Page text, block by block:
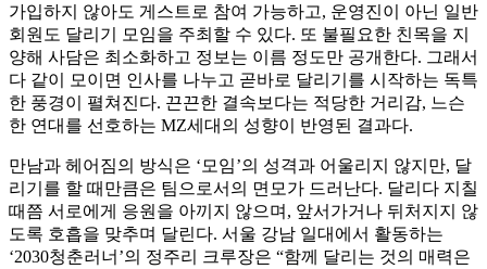
가입하지 않아도 게스트로 참여 가능하고, 운영진이 아닌 일반
회원도 달리기 모임을 주최할 수 있다. 또 불필요한 친목을 지
양해 사담은 최소화하고 정보는 이름 정도만 공개한다. 그래서
다 같이 모이면 인사를 나누고 곧바로 달리기를 시작하는 독특
한 풍경이 펼쳐진다. 끈끈한 결속보다는 적당한 거리감, 느슨
한 연대를 선호하는 MZ세대의 성향이 반영된 결과다.
만남과 헤어짐의 방식은 ‘모임’의 성격과 어울리지 않지만, 달
리기를 할 때만큼은 팀으로서의 면모가 드러난다. 달리다 지칠
때쯤 서로에게 응원을 아끼지 않으며, 앞서가거나 뒤처지지 않
도록 호흡을 맞추며 달린다. 서울 강남 일대에서 활동하는
‘2030청춘러너’의 정주리 크루장은 “함께 달리는 것의 매력은